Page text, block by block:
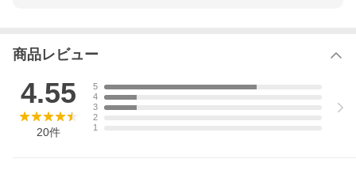
商品レビュー
4.55
20件
5
4
3
2
1